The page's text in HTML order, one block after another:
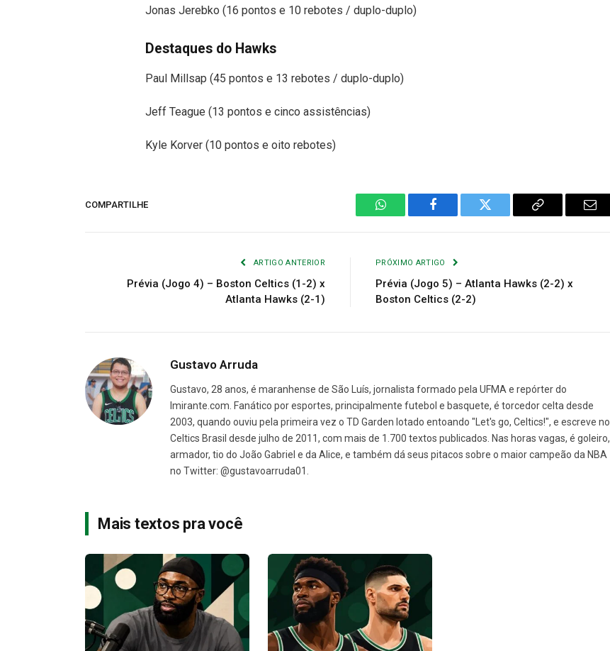
Jonas Jerebko (16 pontos e 10 rebotes / duplo-duplo)
Destaques do Hawks
Paul Millsap (45 pontos e 13 rebotes / duplo-duplo)
Jeff Teague (13 pontos e cinco assistências)
Kyle Korver (10 pontos e oito rebotes)
COMPARTILHE
WhatsAppFacebook Twitter
Copiar
E-
ARTIGO ANTERIOR
Prévia (Jogo 4) – Boston Celtics (1-2) x
Atlanta Hawks (2-1)
PRÓXIMO ARTIGO
Prévia (Jogo 5) – Atlanta Hawks (2-2) x
Boston Celtics (2-2)
Gustavo Arruda
Gustavo, 28 anos, é maranhense de São Luís, jornalista formado pela UFMA e repórter do
Imirante.com. Fanático por esportes, principalmente futebol e basquete, é torcedor celta desde
2003, quando ouviu pela primeira vez o TD Garden lotado entoando "Let's go, Celtics!", e escreve no
Celtics Brasil desde julho de 2011, com mais de 1.700 textos publicados. Nas horas vagas, é goleiro,
armador, tio do João Gabriel e da Alice, e também dá seus pitacos sobre o maior campeão da NBA
no Twitter: @gustavoarruda01.
Mais textos pra você